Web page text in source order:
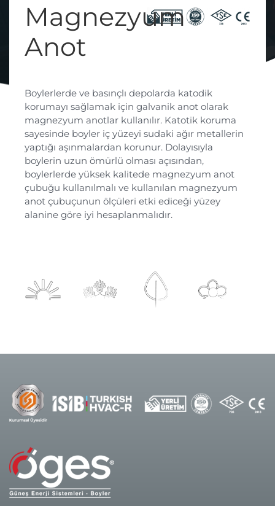
Magnezyum
Anot
Boylerlerde ve basınçlı depolarda katodik
korumayı sağlamak için galvanik anot olarak
magnezyum anotlar kullanılır. Katotik koruma
sayesinde boyler iç yüzeyi sudaki ağır metallerin
yaptığı aşınmalardan korunur. Dolayısıyla
boylerin uzun ömürlü olması açısından,
boylerlerde yüksek kalitede magnezyum anot
çubuğu kullanılmalı ve kullanılan magnezyum
anot çubuçunun ölçüleri etki ediceği yüzey
alanine göre iyi hesaplanmalıdır.